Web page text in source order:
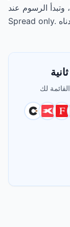
بتقييم 4.8/5. تبدأ الودائع الدنيا من $0، وتبدأ الرسوم عند